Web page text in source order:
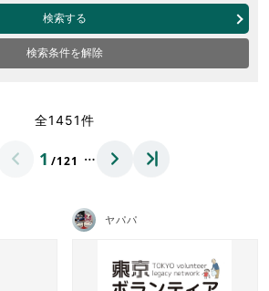
検索する
検索条件を解除
全1451件
1 /121 …
ヤパパ